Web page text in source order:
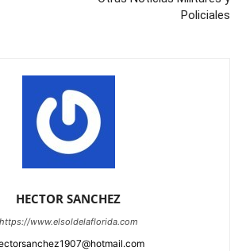
Policiales
HECTOR SANCHEZ
https://www.elsoldelaflorida.com